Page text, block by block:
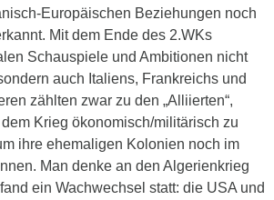
Europäischen Beziehungen noch
Mit dem Ende des 2.WKs
Schauspiele und Ambitionen nicht
auch Italiens, Frankreichs und
zählten zwar zu den „Alliierten“,
Krieg ökonomisch/militärisch zu
ihre ehemaligen Kolonien noch im
Man denke an den Algerienkrieg
ein Wachwechsel statt: die USA und